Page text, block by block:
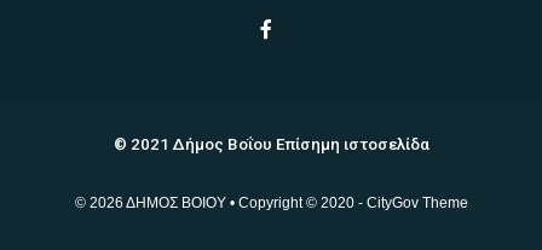
© 2021 Δήμος Βοΐου Επίσημη ιστοσελίδα
© 2026 ΔΗΜΟΣ ΒΟΙΟΥ • Copyright © 2020 - CityGov Theme